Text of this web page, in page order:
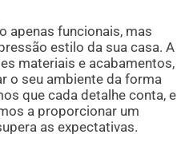
apenas funcionais, mas
estilo da sua casa. A
materiais e acabamentos,
o seu ambiente da forma
que cada detalhe conta, e
a proporcionar um
as expectativas.